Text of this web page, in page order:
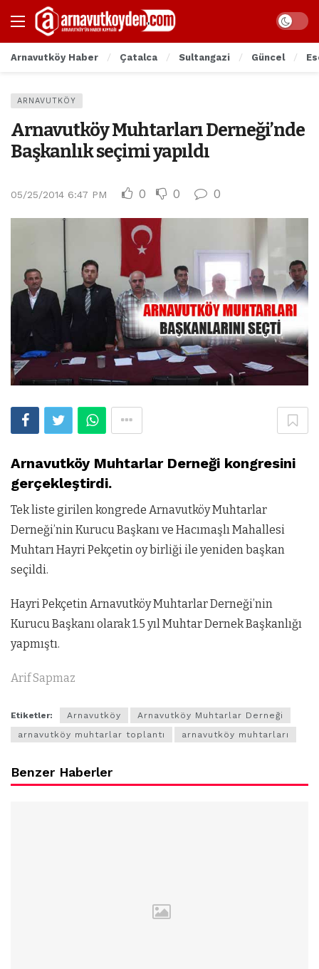
Arnavutköy Haber Çatalca Sultangazi Güncel
ARNAVUTKÖY
Arnavutköy Muhtarları Derneği’nde
Başkanlık seçimi yapıldı
05/25/2014 6:47 PM 0 0 0
Arnavutköy Muhtarlar Derneği kongresini
gerçekleştirdi.
Tek liste girilen kongrede Arnavutköy Muhtarlar
Derneği’nin Kurucu Başkanı ve Hacımaşlı Mahallesi
Muhtarı Hayri Pekçetin oy birliği ile yeniden başkan
seçildi.
Hayri Pekçetin Arnavutköy Muhtarlar Derneği’nin
Kurucu Başkanı olarak 1.5 yıl Muhtar Dernek Başkanlığı
yapmıştı.
Arif Sapmaz
Etiketler: Arnavutköy
Arnavutköy Muhtarlar Derneği
arnavutköy muhtarlar toplantı
arnavutköy muhtarları
Benzer Haberler